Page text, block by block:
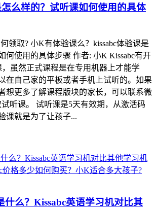
么样的？试听课如何使用的具体
领取? 小K有体验课么？kissabc体验课是
何使用的具体步骤 作者: 小K Kissabc有开
虽然正式课程是在专用机器上才能学
在自己家的平板或者手机上试听的。如果
想更多了解课程版块的家长，可以联系微
试听课。 试听课是5天有效期，从激活码
课就是为了让孩子...
什么？Kissabc英语学习机对比其